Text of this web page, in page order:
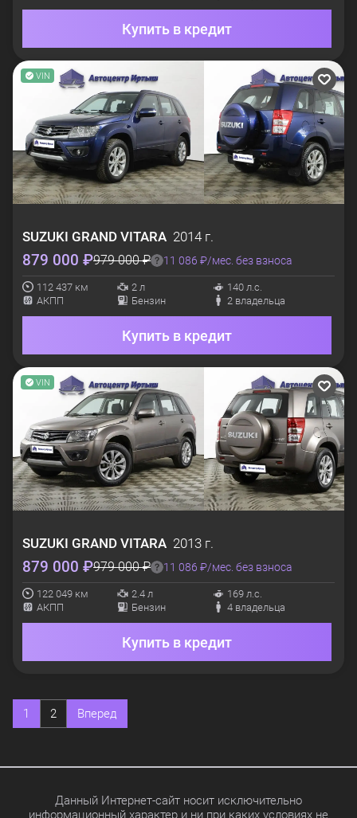
Купить в кредит
VIN
SUZUKI GRAND VITARA 2014 г.
879 000 ₽979 000 ₽ 11 086 ₽/мес. без взноса
112 437 км 2 л
140 л.с.
АКПП
Бензин 2 владельца
Купить в кредит
VIN
SUZUKI GRAND VITARA 2013 г.
879 000 ₽979 000 ₽ 11 086 ₽/мес. без взноса
122 049 км 2.4 л
169 л.с.
АКПП
Бензин 4 владельца
Купить в кредит
1 2 Вперед
Данный Интернет-сайт носит исключительно
информационный характер и ни при каких условиях не